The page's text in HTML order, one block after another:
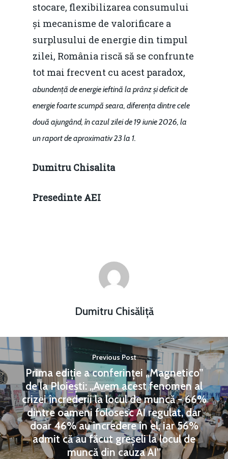
stocare, flexibilizarea consumului
și mecanisme de valorificare a
surplusului de energie din timpul
zilei, România riscă să se confrunte
tot mai frecvent cu acest paradox,
abundență de energie ieftină la prânz și deficit de
energie foarte scumpă seara, diferența dintre cele
două ajungând, în cazul zilei de 19 iunie 2026, la
un raport de aproximativ 23 la 1.
Dumitru Chisalita
Presedinte AEI
Dumitru Chisăliță
Previous Post
Prima ediție a conferinței „Magnetico”
de la Ploiești: „Avem acest fenomen al
crizei încrederii la locul de muncă - 66%
dintre oameni folosesc AI regulat, dar
doar 46% au încredere în el, iar 56%
admit că au făcut greșeli la locul de
muncă din cauza AI”